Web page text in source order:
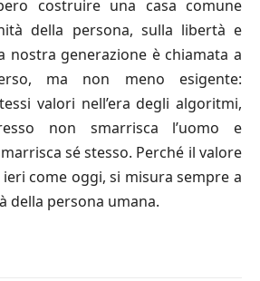
costruire una casa comune
della persona, sulla libertà e
nostra generazione è chiamata a
ma non meno esigente:
valori nell’era degli algoritmi,
non smarrisca l’uomo e
sé stesso. Perché il valore
come oggi, si misura sempre a
della persona umana.